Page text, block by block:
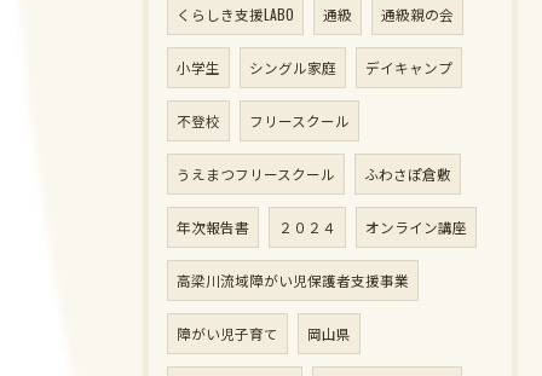
くらしき支援LABO 通級 通級親の会
小学生 シングル家庭 デイキャンプ
不登校 フリースクール
うえまつフリースクール ふわさぽ倉敷
年次報告書 ２０２４ オンライン講座
高梁川流域障がい児保護者支援事業
障がい児子育て 岡山県